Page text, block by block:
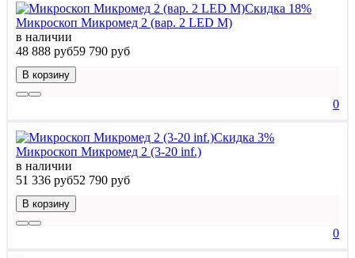
Скидка 18%
Микроскоп Микромед 2 (вар. 2 LED М)
в наличии
48 888 руб59 790 руб
В корзину
0
Скидка 3%
Микроскоп Микромед 2 (3-20 inf.)
в наличии
51 336 руб52 790 руб
В корзину
0